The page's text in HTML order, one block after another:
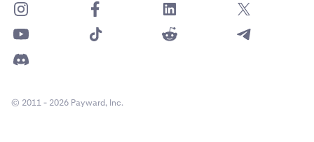
© 2011 - 2026 Payward, Inc.